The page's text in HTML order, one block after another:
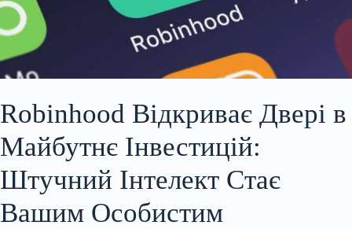
Robinhood Відкриває Двері в
Майбутнє Інвестицій:
Штучний Інтелект Стає
Вашим Особистим